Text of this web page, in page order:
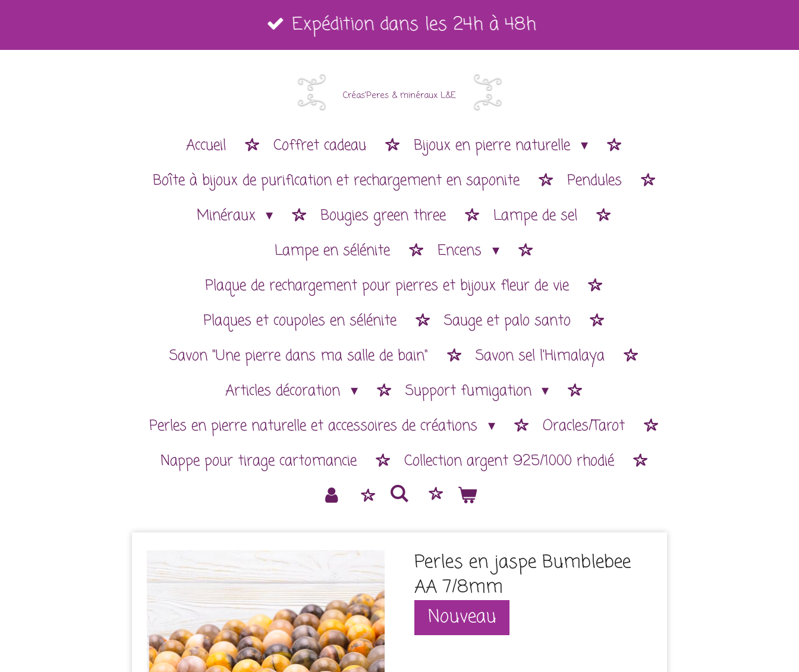
au
Expédition dans les 24h à 48h
Créas'Peres & minéraux L&E
Accueil Coffret cadeau
Bijoux en pierre naturelle
Boîte à bijoux de purification et rechargement en saponite
Pendules
Minéraux
Bougies green three
Lampe de sel
Lampe en sélénite
Encens
Plaque de rechargement pour pierres et bijoux fleur de vie
Plaques et coupoles en sélénite
Sauge et palo santo
Savon "Une pierre dans ma salle de bain"
Savon sel l'Himalaya
Articles décoration
Support fumigation
Perles en pierre naturelle et accessoires de créations
Oracles/Tarot
Nappe pour tirage cartomancie
Collection argent 925/1000 rhodié
Perles en jaspe Bumblebee
AA 7/8mm
Nouveau